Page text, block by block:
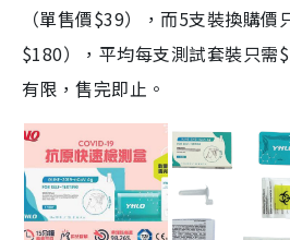
（單售價$39），而5支裝換購
$180），平均每支測試套裝只需
有限，售完即止。